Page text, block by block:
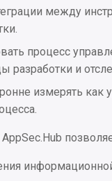
между
процесс
разработки и
измерять как